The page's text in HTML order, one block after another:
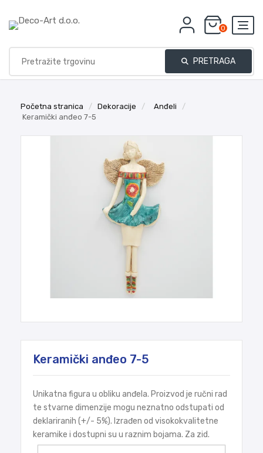
0
PRETRAGA
Početna stranica / Dekoracije / Anđeli
/
Keramički anđeo 7-5
Keramički anđeo 7-5
Unikatna figura u obliku anđela. Proizvod je ručni rad
te stvarne dimenzije mogu neznatno odstupati od
deklariranih (+/- 5%). Izrađen od visokokvalitetne
keramike i dostupni su u raznim bojama. Za zid.